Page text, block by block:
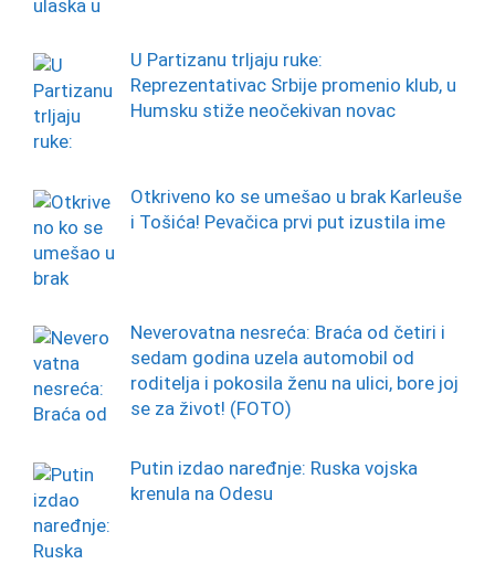
U Partizanu trljaju ruke:
Reprezentativac Srbije promenio klub, u
Humsku stiže neočekivan novac
Otkriveno ko se umešao u brak Karleuše
i Tošića! Pevačica prvi put izustila ime
Neverovatna nesreća: Braća od četiri i
sedam godina uzela automobil od
roditelja i pokosila ženu na ulici, bore joj
se za život! (FOTO)
Putin izdao naređnje: Ruska vojska
krenula na Odesu